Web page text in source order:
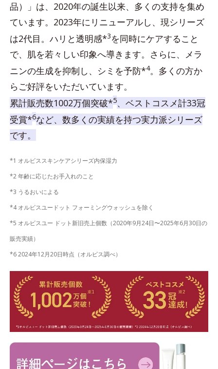
品）」は、2020年の誕生以来、多くの支持を集め
ています。2023年にリニューアルし、現シリーズ
は2代目。ハリと透明感*3を同時にケアすること
で、肌を若々しい印象へ導きます。さらに、メラ
ニンの生成を抑制し、シミを予防*4。多くの方か
らご好評をいただいています。
累計販売数1002万個突破*5、ベストコスメ計33冠
受賞*6など、数多くの実績を持つ実力派シリーズ
です。
*1 オルビススキンケアシリーズ内保湿力
*2 年齢に応じたお手入れのこと
*3 うるおいによる
*4 オルビスユードット フォーミングウォッシュを除く
*5 オルビスユー ドット新旧売上個数（2020年9月24日〜2025年6月30日の
販売実績）
*6 2024年12月20日時点（オルビス調べ）